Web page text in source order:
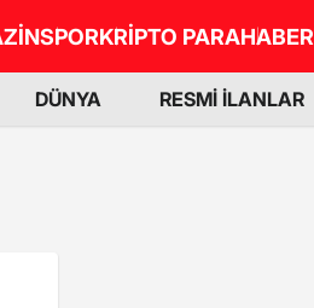
SPORKRİPTO PARAHABER
DÜNYA RESMİ İLANLAR